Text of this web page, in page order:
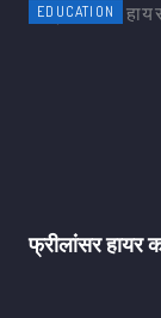
EDUCATION
फ्रीलांसर हायर